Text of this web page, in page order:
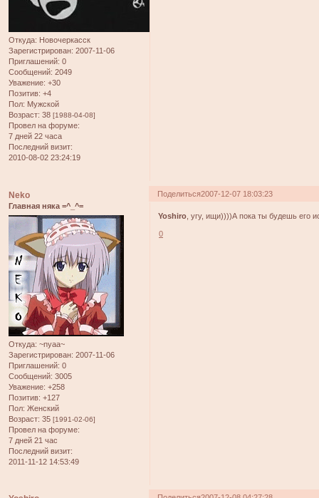
Откуда: Новочеркасск
Зарегистрирован: 2007-11-06
Приглашений: 0
Сообщений: 2049
Уважение: +30
Позитив: +4
Пол: Мужской
Возраст: 38 [1988-04-08]
Провел на форуме:
7 дней 22 часа
Последний визит:
2010-08-02 23:24:19
Поделиться2007-12-07 18:03:23
Neko
Главная няка =^_^=
Откуда: ~nyaa~
Зарегистрирован: 2007-11-06
Приглашений: 0
Сообщений: 3005
Уважение: +258
Позитив: +127
Пол: Женский
Возраст: 35 [1991-02-06]
Провел на форуме:
7 дней 21 час
Последний визит:
2011-11-12 14:53:49
Yoshiro , угу, ищи))))А пока ты будешь его
0